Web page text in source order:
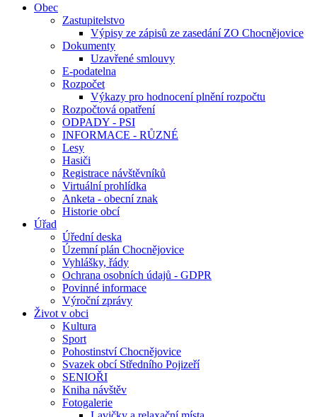
Obec
Zastupitelstvo
Výpisy ze zápisů ze zasedání ZO Chocnějovice
Dokumenty
Uzavřené smlouvy
E-podatelna
Rozpočet
Výkazy pro hodnocení plnění rozpočtu
Rozpočtová opatření
ODPADY - PSI
INFORMACE - RŮZNÉ
Lesy
Hasiči
Registrace návštěvníků
Virtuální prohlídka
Anketa - obecní znak
Historie obcí
Úřad
Úřední deska
Územní plán Chocnějovice
Vyhlášky, řády
Ochrana osobních údajů - GDPR
Povinné informace
Výroční zprávy
Život v obci
Kultura
Sport
Pohostinství Chocnějovice
Svazek obcí Středního Pojizeří
SENIOŘI
Kniha návštěv
Fotogalerie